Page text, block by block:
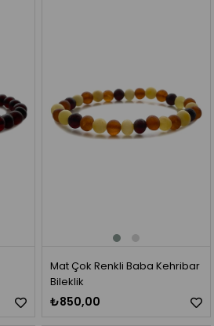
Mat Çok Renkli Baba Kehribar
Bileklik
₺850,00